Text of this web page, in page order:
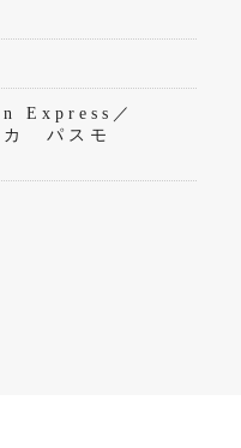
Express／
パスモ